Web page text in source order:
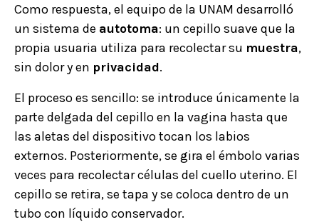
Como respuesta, el equipo de la UNAM desarrolló
un sistema de autotoma: un cepillo suave que la
propia usuaria utiliza para recolectar su muestra,
sin dolor y en privacidad.
El proceso es sencillo: se introduce únicamente la
parte delgada del cepillo en la vagina hasta que
las aletas del dispositivo tocan los labios
externos. Posteriormente, se gira el émbolo varias
veces para recolectar células del cuello uterino. El
cepillo se retira, se tapa y se coloca dentro de un
tubo con líquido conservador.